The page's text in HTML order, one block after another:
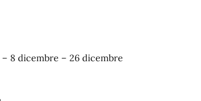
8 dicembre – 26 dicembre